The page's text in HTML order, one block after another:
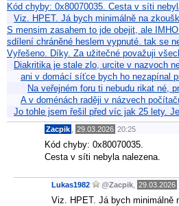
Kód chyby: 0x80070035. Cesta v síti
Viz. HPET. Já bych minimálně na
S mensim zasahem to jde obejit, ale
sdílení chráněné heslem vypnuté. tak se
Vyřešeno. Díky. Za užitečné považuji
Diakritika je stale zlo, urcite v nazvoch
ani v domácí síťce bych ho nezapínal
Na veřejném foru ti nebudu rikat né,
A v doménách raději v názvech
Jo tohle jsem řešil před víc jak 25 lety.
Zacpik 29.03.2026 20:25
Kód chyby: 0x80070035.
Cesta v síti nebyla nalezena.
Lukas1982 @Zacpik 29.03.2026
Viz. HPET. Já bych minimálně